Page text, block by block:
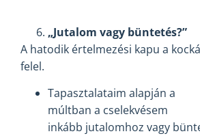
„Jutalom vagy büntetés?”
A hatodik értelmezési kapu a
felel.
Tapasztalataim alapján a
múltban a cselekvésem
inkább jutalomhoz vagy